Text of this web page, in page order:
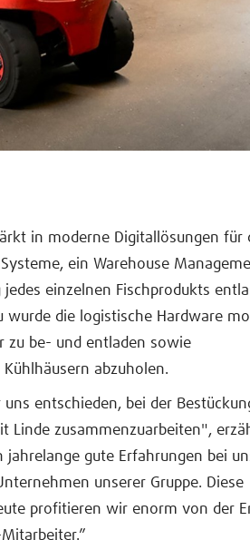
in moderne Digitallösungen für
ein Warehouse
einzelnen Fischprodukts
wurde die logistische Hardware
zu be- und entladen sowie
abzuholen.
entschieden, bei der
Linde zusammenzuarbeiten",
jahrelange gute Erfahrungen bei
unserer Gruppe. Diese
profitieren wir enorm von der